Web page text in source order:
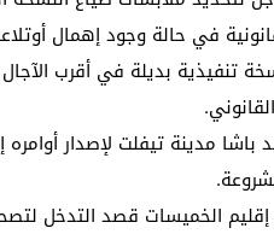
في حالة وجود إهمال
تنفيذية بديلة في أقرب
باشا مدينة تيفلت لإصدار
إقليم الخميسات قصد التدخل